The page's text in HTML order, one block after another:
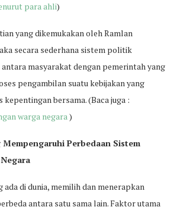
para ahli)
yang dikemukakan oleh Ramlan
secara sederhana sistem politik
masyarakat dengan pemerintah yang
pengambilan suatu kebijakan yang
kepentingan bersama. (Baca juga :
warga negara)
Perbedaan Sistem
ada di dunia, memilih dan menerapkan
antara satu sama lain. Faktor utama